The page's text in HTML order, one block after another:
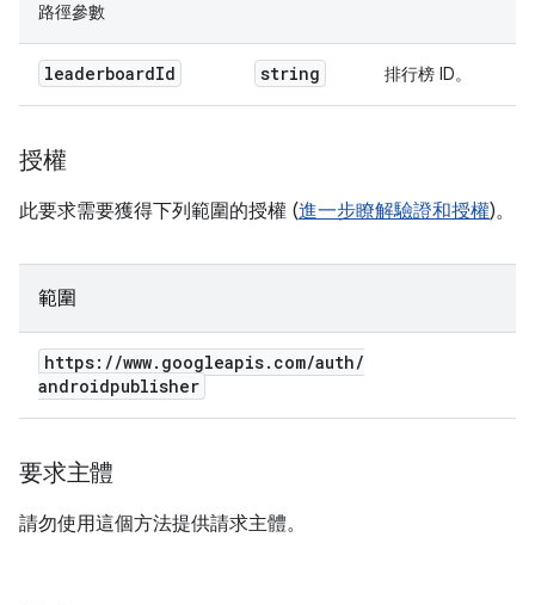
路徑參數
leaderboardId string 排行榜 ID。
授權
此要求需要獲得下列範圍的授權 (進一步瞭解驗證和授權)。
範圍
https: //www. googleapis. com/auth/
androidpublisher
要求主體
請勿使用這個方法提供請求主體。